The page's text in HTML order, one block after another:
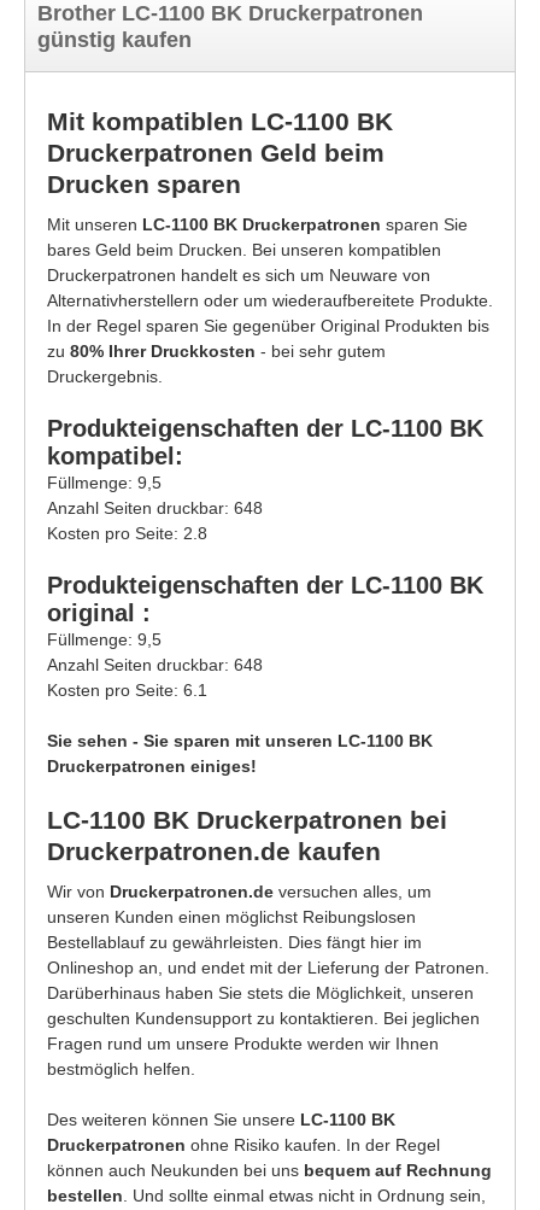
Brother LC-1100 BK Druckerpatronen
günstig kaufen
Mit kompatiblen LC-1100 BK
Druckerpatronen Geld beim
Drucken sparen
Mit unseren LC-1100 BK Druckerpatronen sparen Sie
bares Geld beim Drucken. Bei unseren kompatiblen
Druckerpatronen handelt es sich um Neuware von
Alternativherstellern oder um wiederaufbereitete Produkte.
In der Regel sparen Sie gegenüber Original Produkten bis
zu 80% Ihrer Druckkosten - bei sehr gutem
Druckergebnis.
Produkteigenschaften der LC-1100 BK
kompatibel:
Füllmenge: 9,5
Anzahl Seiten druckbar: 648
Kosten pro Seite: 2.8
Produkteigenschaften der LC-1100 BK
original :
Füllmenge: 9,5
Anzahl Seiten druckbar: 648
Kosten pro Seite: 6.1
Sie sehen - Sie sparen mit unseren LC-1100 BK
Druckerpatronen einiges!
LC-1100 BK Druckerpatronen bei
Druckerpatronen.de kaufen
Wir von Druckerpatronen.de versuchen alles, um
unseren Kunden einen möglichst Reibungslosen
Bestellablauf zu gewährleisten. Dies fängt hier im
Onlineshop an, und endet mit der Lieferung der Patronen.
Darüberhinaus haben Sie stets die Möglichkeit, unseren
geschulten Kundensupport zu kontaktieren. Bei jeglichen
Fragen rund um unsere Produkte werden wir Ihnen
bestmöglich helfen.
Des weiteren können Sie unsere LC-1100 BK
Druckerpatronen ohne Risiko kaufen. In der Regel
können auch Neukunden bei uns bequem auf Rechnung
bestellen . Und sollte einmal etwas nicht in Ordnung sein,